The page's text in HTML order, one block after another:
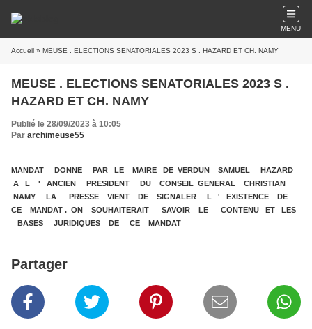
MENU
Accueil » MEUSE . ELECTIONS SENATORIALES 2023 S . HAZARD ET CH. NAMY
MEUSE . ELECTIONS SENATORIALES 2023 S .
HAZARD ET CH. NAMY
Publié le 28/09/2023 à 10:05
Par archimeuse55
MANDAT DONNE PAR LE MAIRE DE VERDUN SAMUEL HAZARD
A L ' ANCIEN PRESIDENT DU CONSEIL GENERAL CHRISTIAN
NAMY LA PRESSE VIENT DE SIGNALER L ' EXISTENCE DE
CE MANDAT . ON SOUHAITERAIT SAVOIR LE CONTENU ET LES
BASES JURIDIQUES DE CE MANDAT
Partager